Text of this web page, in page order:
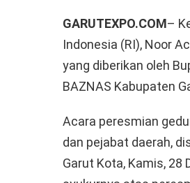
GARUTEXPO.COM–
Indonesia (RI), Noor
yang diberikan oleh
BAZNAS Kabupaten
Acara peresmian
dan pejabat daerah,
Garut Kota, Kamis, 28